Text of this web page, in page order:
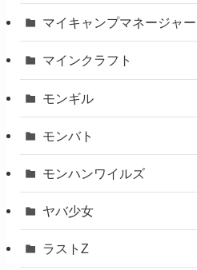
マイキャンプマネージャー
マインクラフト
モンギル
モンバト
モンハンワイルズ
ヤバ少女
ラストZ